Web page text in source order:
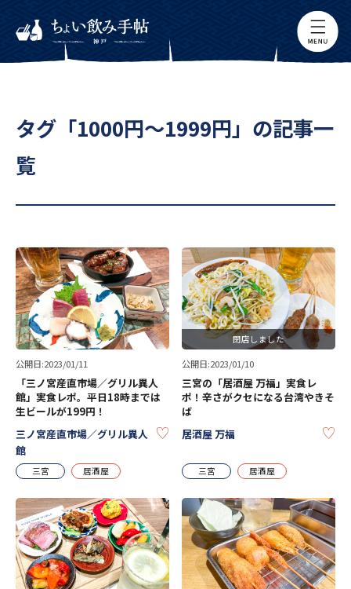
タグ「1000円～1999円」の記事一
覧
公開日:2023/01/11
「三ノ宮産直市場／グリル異人
館」実食レポ。平日18時までは
生ビールが199円！
三ノ宮産直市場／グリル異人
館
KEEP
三宮 居酒屋
閉店しました
公開日:2023/01/10
三宮の「居酒屋 万福」実食レ
ポ！辛さがクセになる台湾やきそ
ば
居酒屋 万福
三宮 居酒屋